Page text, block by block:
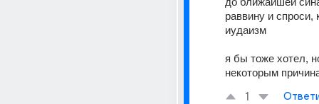
раввину и спроси,
иудаизм
я бы тоже хотел,
некоторым
1